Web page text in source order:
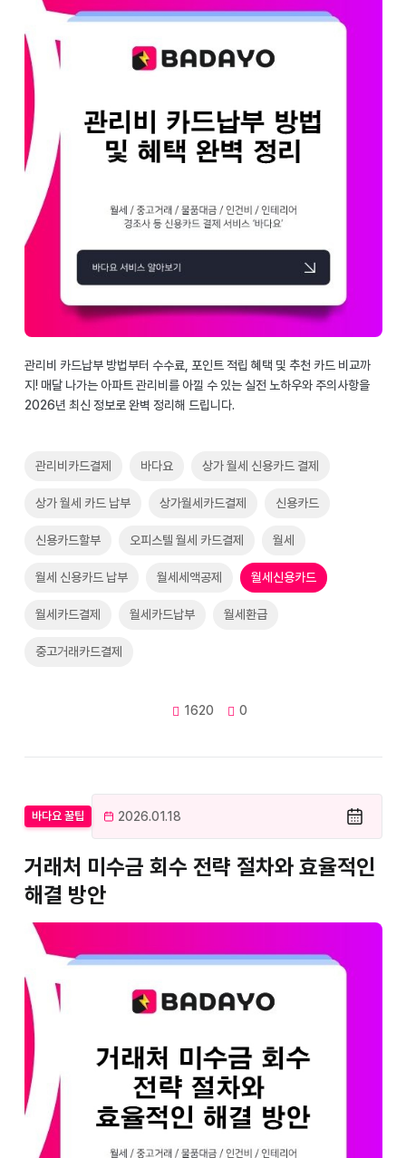
관리비 카드납부 방법부터 수수료, 포인트 적립 혜택 및 추천 카드 비교까
지! 매달 나가는 아파트 관리비를 아낄 수 있는 실전 노하우와 주의사항을
2026년 최신 정보로 완벽 정리해 드립니다.
관리비카드결제 바다요 상가 월세 신용카드 결제
상가 월세 카드 납부 상가월세카드결제 신용카드
신용카드할부 오피스텔 월세 카드결제 월세
월세 신용카드 납부 월세세액공제 월세신용카드
월세카드결제 월세카드납부 월세환급
중고거래카드결제
1620 0
바다요 꿀팁 2026.01.18
거래처 미수금 회수 전략 절차와 효율적인
해결 방안